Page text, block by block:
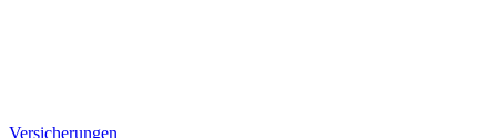
Versicherungen